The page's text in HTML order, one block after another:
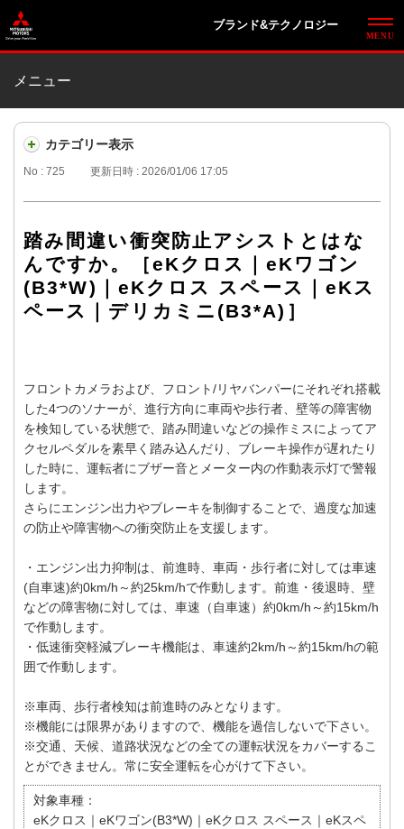
ブランド&テクノロジー
メニュー
カテゴリー表示
No : 725 更新日時 : 2026/01/06 17:05
踏み間違い衝突防止アシストとはな
んですか。［eKクロス｜eKワゴン
(B3*W)｜eKクロス スペース｜eKス
ペース｜デリカミニ(B3*A)］
フロントカメラおよび、フロント/リヤバンパーにそれぞれ搭載
した4つのソナーが、進行方向に車両や歩行者、壁等の障害物
を検知している状態で、踏み間違いなどの操作ミスによってア
クセルペダルを素早く踏み込んだり、ブレーキ操作が遅れたり
した時に、運転者にブザー音とメーター内の作動表示灯で警報
します。
さらにエンジン出力やブレーキを制御することで、過度な加速
の防止や障害物への衝突防止を支援します。
・エンジン出力抑制は、前進時、車両・歩行者に対しては車速
(自車速)約0km/h～約25km/hで作動します。前進・後退時、壁
などの障害物に対しては、車速（自車速）約0km/h～約15km/h
で作動します。
・低速衝突軽減ブレーキ機能は、車速約2km/h～約15km/hの範
囲で作動します。
※車両、歩行者検知は前進時のみとなります。
※機能には限界がありますので、機能を過信しないで下さい。
※交通、天候、道路状況などの全ての運転状況をカバーするこ
とができません。常に安全運転を心がけて下さい。
対象車種：
eKクロス｜eKワゴン(B3*W)｜eKクロス スペース｜eKスペ